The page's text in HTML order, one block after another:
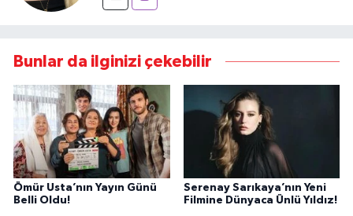
Bunlar da ilginizi çekebilir
Ömür Usta’nın Yayın Günü
Belli Oldu!
Serenay Sarıkaya’nın Yeni
Filmine Dünyaca Ünlü Yıldız!